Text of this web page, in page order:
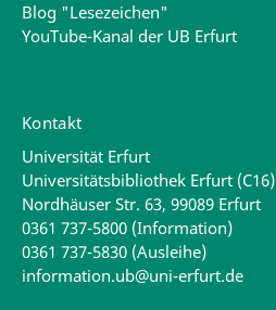
Blog "Lesezeichen"
YouTube-Kanal der UB Erfurt
Kontakt
Universität Erfurt
Universitätsbibliothek Erfurt (C16)
Nordhäuser Str. 63, 99089 Erfurt
0361 737-5800 (Information)
0361 737-5830 (Ausleihe)
information.ub@uni-erfurt.de